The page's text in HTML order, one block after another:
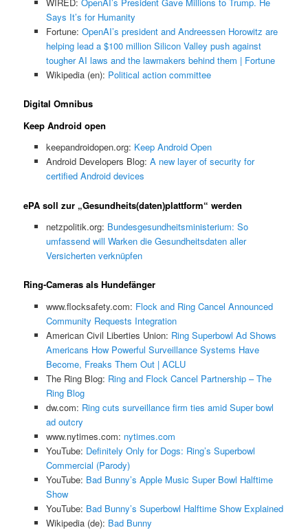
Says It’s for Humanity
Fortune: OpenAI’s president and Andreessen Horowitz are
helping lead a $100 million Silicon Valley push against
tougher AI laws and the lawmakers behind them | Fortune
Wikipedia (en): Political action committee
Digital Omnibus
Keep Android open
keepandroidopen.org: Keep Android Open
Android Developers Blog: A new layer of security for
certified Android devices
ePA soll zur „Gesundheits(daten)plattform“ werden
netzpolitik.org: Bundesgesundheitsministerium: So
umfassend will Warken die Gesundheitsdaten aller
Versicherten verknüpfen
Ring-Cameras als Hundefänger
www.flocksafety.com: Flock and Ring Cancel Announced
Community Requests Integration
American Civil Liberties Union: Ring Superbowl Ad Shows
Americans How Powerful Surveillance Systems Have
Become, Freaks Them Out | ACLU
The Ring Blog: Ring and Flock Cancel Partnership – The
Ring Blog
dw.com: Ring cuts surveillance firm ties amid Super bowl
ad outcry
www.nytimes.com: nytimes.com
YouTube: Definitely Only for Dogs: Ring’s Superbowl
Commercial (Parody)
YouTube: Bad Bunny’s Apple Music Super Bowl Halftime
Show
YouTube: Bad Bunny’s Superbowl Halftime Show Explained
Wikipedia (de): Bad Bunny